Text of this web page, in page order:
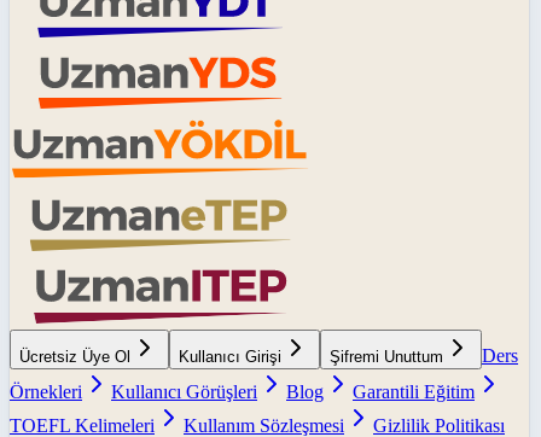
Ücretsiz Üye Ol Kullanıcı Girişi Şifremi Unuttum
Ders
Örnekleri
Kullanıcı Görüşleri Blog
Garantili Eğitim
TOEFL Kelimeleri
Kullanım Sözleşmesi
Gizlilik Politikası